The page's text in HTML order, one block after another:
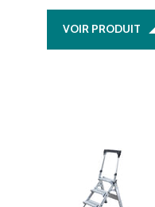
VOIR PRODUIT